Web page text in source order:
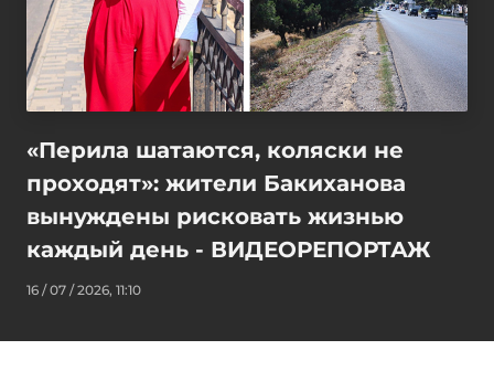
«Перила шатаются, коляски не
проходят»: жители Бакиханова
вынуждены рисковать жизнью
каждый день - ВИДЕОРЕПОРТАЖ
16 / 07 / 2026, 11:10